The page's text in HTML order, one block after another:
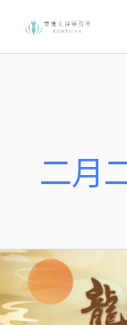
二月
【節
日】
農